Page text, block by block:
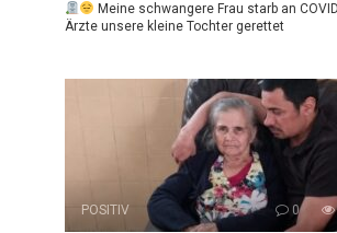
Meine schwangere Frau starb an
Ärzte unsere kleine Tochter gerettet
POSITIV 0